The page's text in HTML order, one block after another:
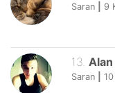
Saran 9
13. Alan
Saran 10